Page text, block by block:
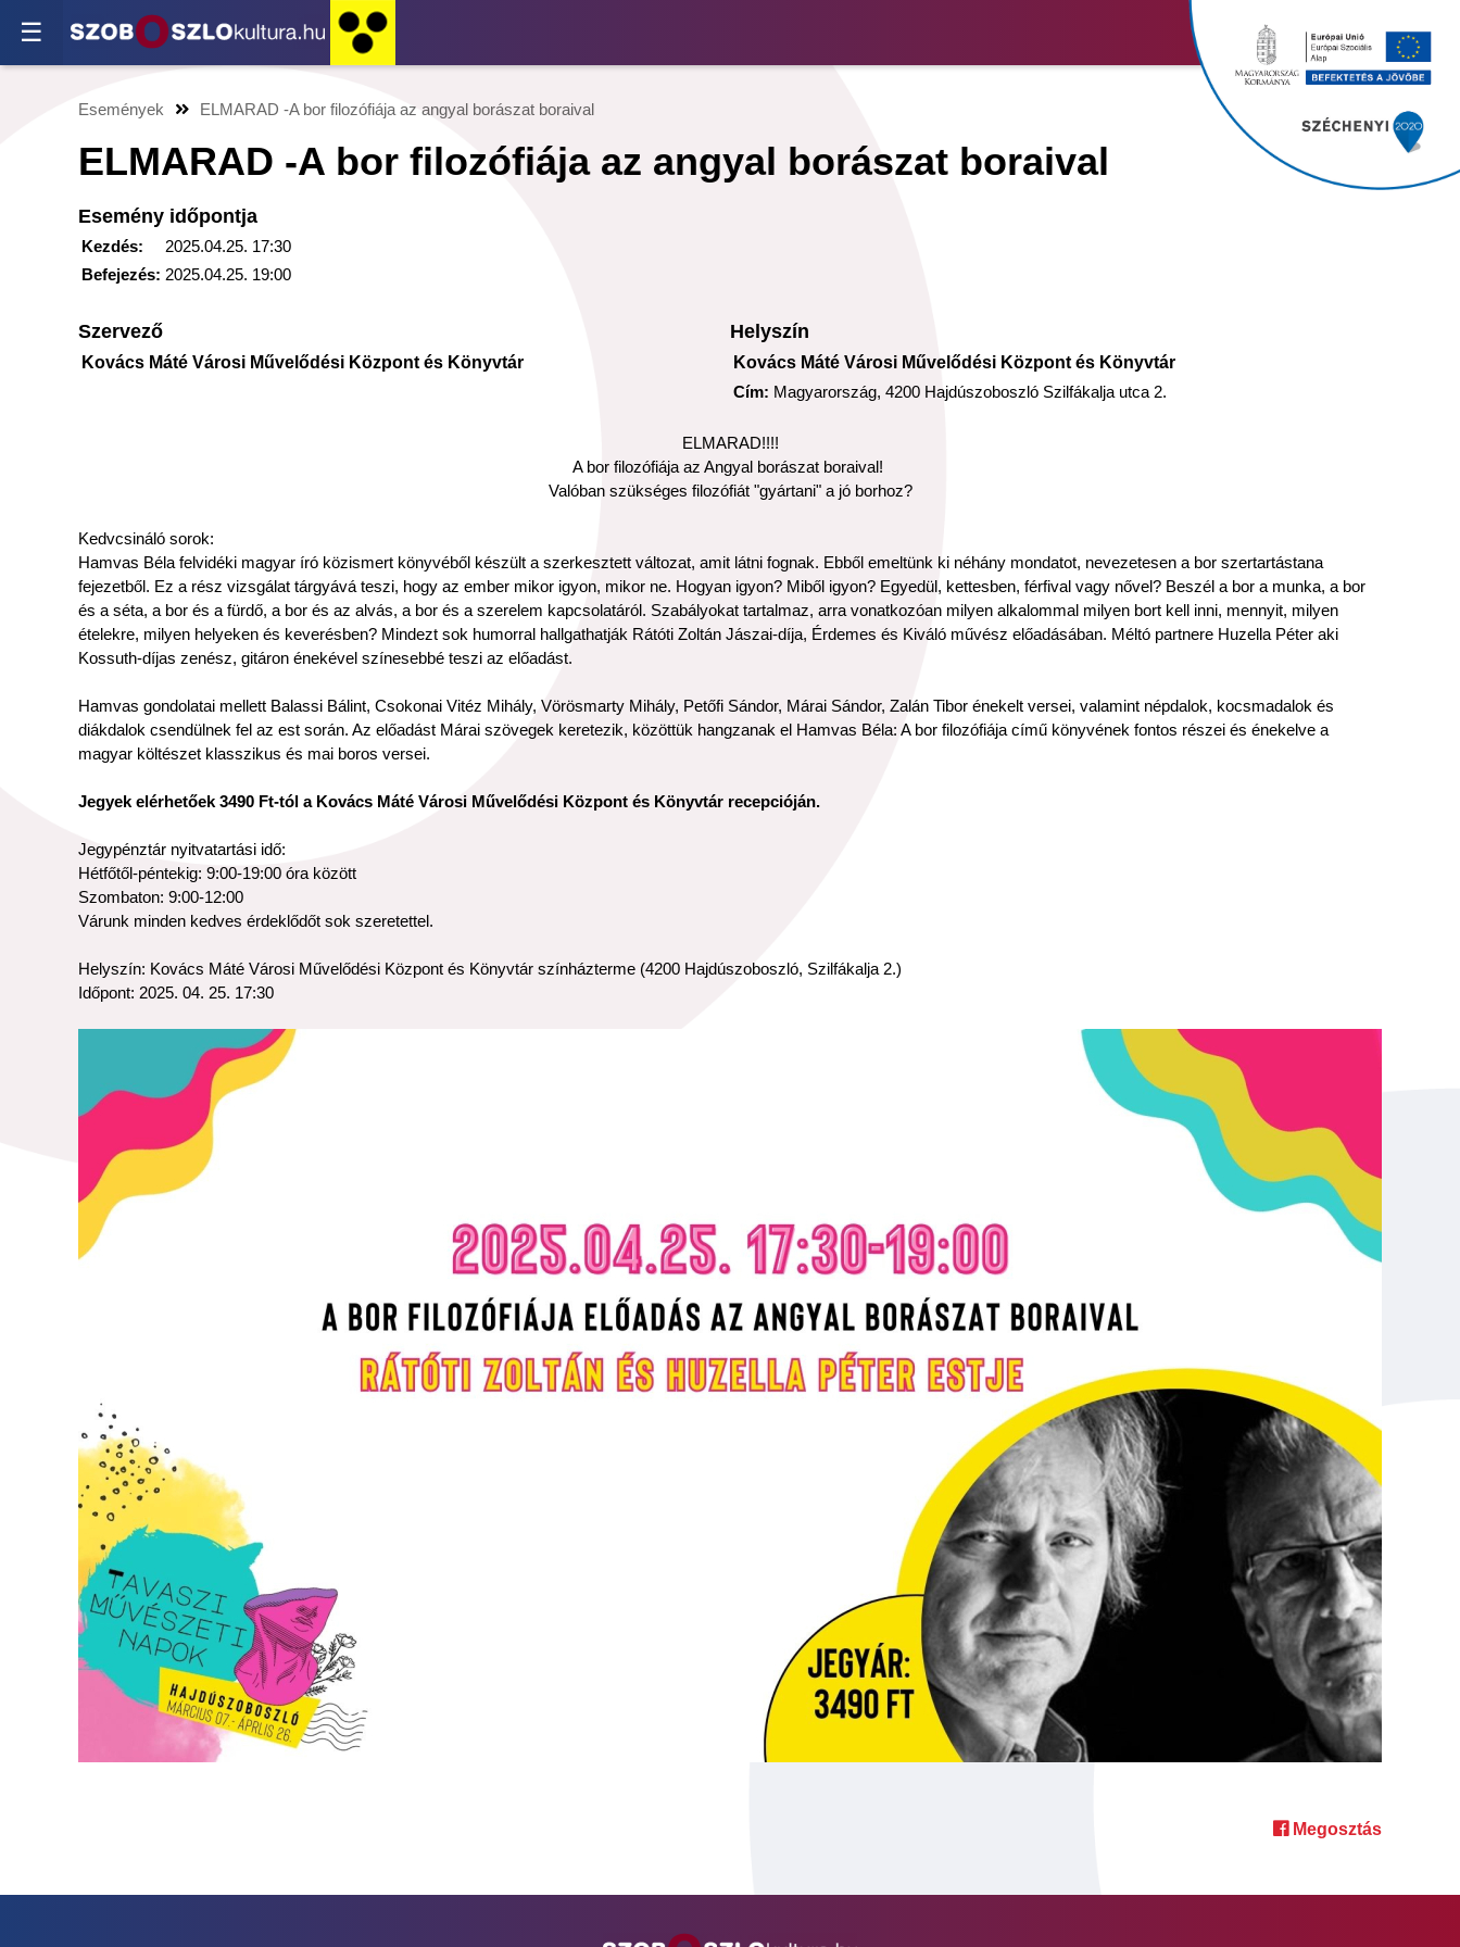
☰
Események ELMARAD -A bor filozófiája az angyal borászat boraival
ELMARAD -A bor filozófiája az angyal borászat boraival
Esemény időpontja
Kezdés:
2025.04.25. 17:30
Befejezés: 2025.04.25. 19:00
Szervező
Kovács Máté Városi Művelődési Központ és Könyvtár
Helyszín
Kovács Máté Városi Művelődési Központ és Könyvtár
Cím: Magyarország, 4200 Hajdúszoboszló Szilfákalja utca 2.
ELMARAD!!!!
A bor filozófiája az Angyal borászat boraival!
Valóban szükséges filozófiát "gyártani" a jó borhoz?
Kedvcsináló sorok:
Hamvas Béla felvidéki magyar író közismert könyvéből készült a szerkesztett változat, amit látni fognak. Ebből emeltünk ki néhány mondatot, nevezetesen a bor szertartástana
fejezetből. Ez a rész vizsgálat tárgyává teszi, hogy az ember mikor igyon, mikor ne. Hogyan igyon? Miből igyon? Egyedül, kettesben, férfival vagy nővel? Beszél a bor a munka, a bor
és a séta, a bor és a fürdő, a bor és az alvás, a bor és a szerelem kapcsolatáról. Szabályokat tartalmaz, arra vonatkozóan milyen alkalommal milyen bort kell inni, mennyit, milyen
ételekre, milyen helyeken és keverésben? Mindezt sok humorral hallgathatják Rátóti Zoltán Jászai-díja, Érdemes és Kiváló művész előadásában. Méltó partnere Huzella Péter aki
Kossuth-díjas zenész, gitáron énekével színesebbé teszi az előadást.
Hamvas gondolatai mellett Balassi Bálint, Csokonai Vitéz Mihály, Vörösmarty Mihály, Petőfi Sándor, Márai Sándor, Zalán Tibor énekelt versei, valamint népdalok, kocsmadalok és
diákdalok csendülnek fel az est során. Az előadást Márai szövegek keretezik, közöttük hangzanak el Hamvas Béla: A bor filozófiája című könyvének fontos részei és énekelve a
magyar költészet klasszikus és mai boros versei.
Jegyek elérhetőek 3490 Ft-tól a Kovács Máté Városi Művelődési Központ és Könyvtár recepcióján.
Jegypénztár nyitvatartási idő:
Hétfőtől-péntekig: 9:00-19:00 óra között
Szombaton: 9:00-12:00
Várunk minden kedves érdeklődőt sok szeretettel.
Helyszín: Kovács Máté Városi Művelődési Központ és Könyvtár színházterme (4200 Hajdúszoboszló, Szilfákalja 2.)
Időpont: 2025. 04. 25. 17:30
Megosztás